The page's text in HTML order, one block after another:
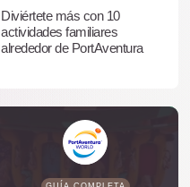
Diviértete más con 10
actividades familiares
alrededor de PortAventura